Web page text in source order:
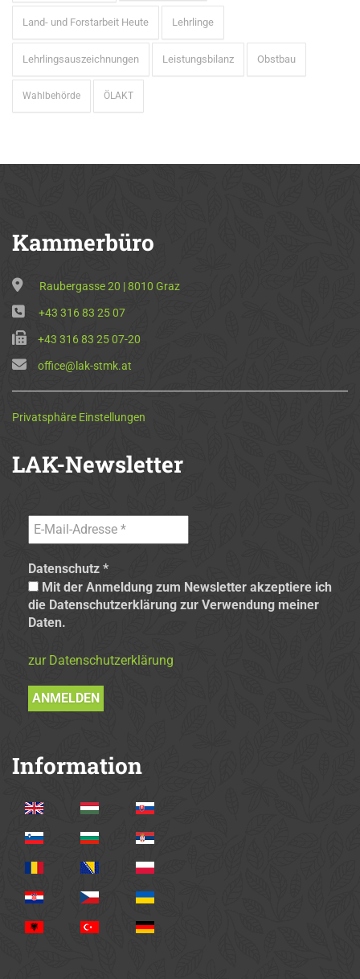
Land- und Forstarbeit Heute Lehrlinge
Lehrlingsauszeichnungen Leistungsbilanz Obstbau
Wahlbehörde ÖLAKT
Kammerbüro
Raubergasse 20 | 8010 Graz
+43 316 83 25 07
+43 316 83 25 07-20
office@lak-stmk.at
Privatsphäre Einstellungen
LAK-Newsletter
Datenschutz *
Mit der Anmeldung zum Newsletter akzeptiere ich
die Datenschutzerklärung zur Verwendung meiner
Daten.
zur Datenschutzerklärung
Information